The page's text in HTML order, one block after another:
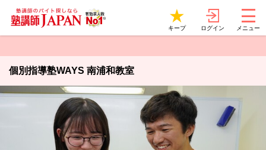
キープ ログイン メニュー
個別指導塾WAYS 南浦和教室